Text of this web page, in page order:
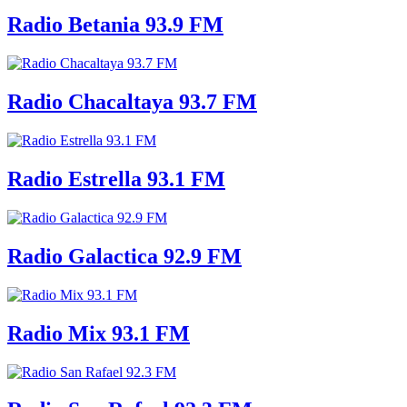
Radio Betania 93.9 FM
Radio Chacaltaya 93.7 FM
Radio Estrella 93.1 FM
Radio Galactica 92.9 FM
Radio Mix 93.1 FM